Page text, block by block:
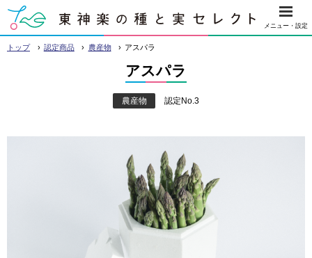
本
文
へ
東神楽の種と実 セレクト
メニュー・設定
トップ › 認定商品 › 農産物 › アスパラ
アスパラ
農産物 認定No.3